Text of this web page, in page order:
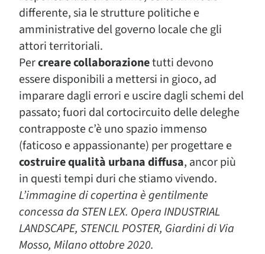
differente, sia le strutture politiche e
amministrative del governo locale che gli
attori territoriali.
Percreare collaborazionetutti devono
essere disponibili a mettersi in gioco, ad
imparare dagli errori e uscire dagli schemi del
passato; fuori dal cortocircuito delle deleghe
contrapposte c’è uno spazio immenso
(faticoso e appassionante) per progettare e
costruire qualità urbana diffusa, ancor più
in questi tempi duri che stiamo vivendo.
L’immagine di copertina è gentilmente
concessa da STEN LEX. Opera INDUSTRIAL
LANDSCAPE, STENCIL POSTER, Giardini di Via
Mosso, Milano ottobre 2020.